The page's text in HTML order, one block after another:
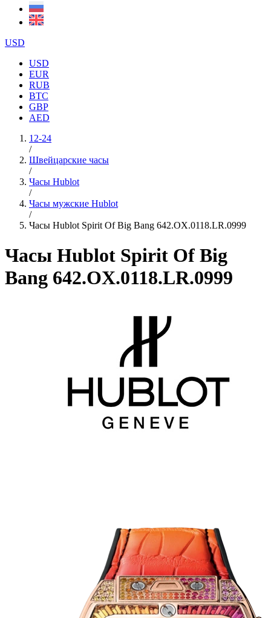
USD
USD
EUR
RUB
BTC
GBP
AED
12-24
/
Швейцарские часы
/
Часы Hublot
/
Часы мужские Hublot
/
Часы Hublot Spirit Of Big Bang 642.OX.0118.LR.0999
Часы Hublot Spirit Of Big
Bang 642.OX.0118.LR.0999